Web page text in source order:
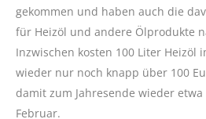
gekommen und haben auch die
für Heizöl und andere Ölprodukte
Inzwischen kosten 100 Liter Heizöl
wieder nur noch knapp über 100
damit zum Jahresende wieder etwa
Februar.